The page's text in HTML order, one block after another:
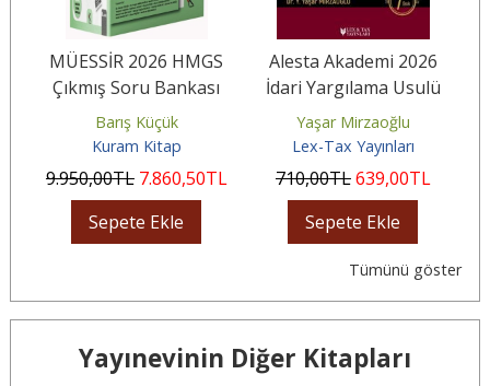
MÜESSİR 2026 HMGS
Çıkmış Soru Bankası
Seti Çözümlü
Barış Küçük
Kuram Kitap
9.950,00TL 7.860,50TL
Sepete Ekle
Alesta Akademi 2026
İdari Yargılama Usulü
Tamamı Çözümlü Soru
Bankası
Yaşar Mirzaoğlu
Lex-Tax Yayınları
710,00TL639,00TL
Sepete Ekle
Tümünü göster
Yayınevinin Diğer Kitapları